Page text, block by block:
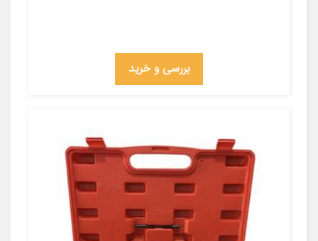
بررسی و خرید